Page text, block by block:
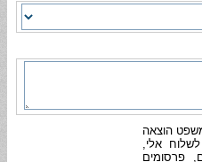
הוצאה
אלי,
פרסומים